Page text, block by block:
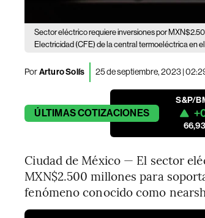
Sector eléctrico requiere inversiones por
Electricidad (CFE) de la central termoeléctrica en
PorArturo Solís 25 de septiembre, 2023 |
ÚLTIMASCOTIZACIONES
S&P/
Ciudad de México — El sector
MXN$2.500 millones para
fenómeno conocido como